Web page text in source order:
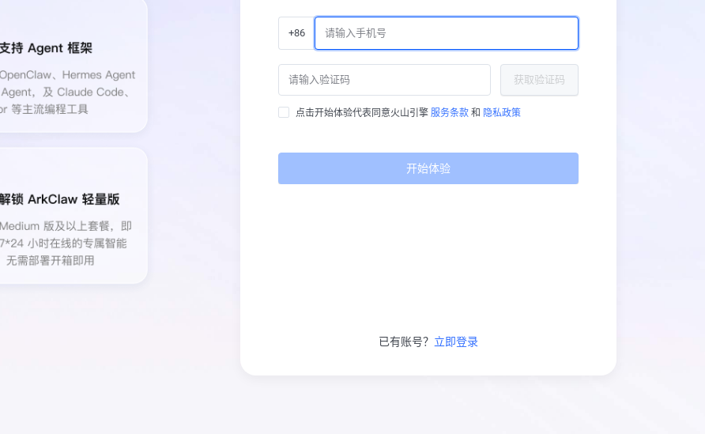
+86
获取验证码
点击开始体验代表同意火山引擎 服务条款 和 隐私政策
开始体验
已有账号？ 立即登录